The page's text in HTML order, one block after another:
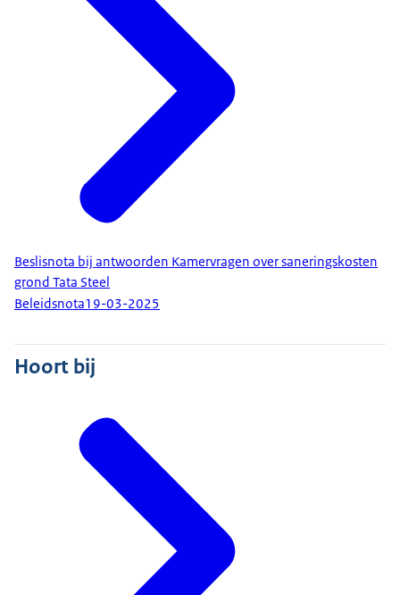
Beslisnota bij antwoorden Kamervragen over saneringskosten
grond Tata Steel
Beleidsnota19-03-2025
Hoort bij